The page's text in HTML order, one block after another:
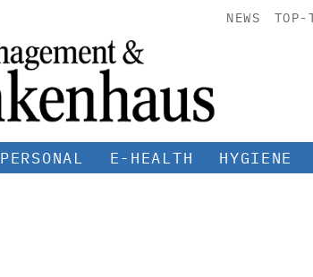
NEWS TOP-
PERSONAL E-HEALTH HYGIENE